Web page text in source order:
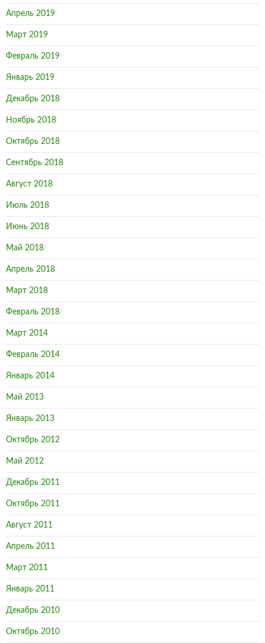
Апрель 2019
Март 2019
Февраль 2019
Январь 2019
Декабрь 2018
Ноябрь 2018
Октябрь 2018
Сентябрь 2018
Август 2018
Июль 2018
Июнь 2018
Май 2018
Апрель 2018
Март 2018
Февраль 2018
Март 2014
Февраль 2014
Январь 2014
Май 2013
Январь 2013
Октябрь 2012
Май 2012
Декабрь 2011
Октябрь 2011
Август 2011
Апрель 2011
Март 2011
Январь 2011
Декабрь 2010
Октябрь 2010